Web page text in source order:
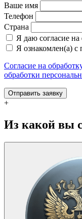
Ваше имя
Телефон
Страна
Я даю согласие
Я ознакомлен(а) с
Согласие на
обработки
Отправить заявку
+
Из какой вы